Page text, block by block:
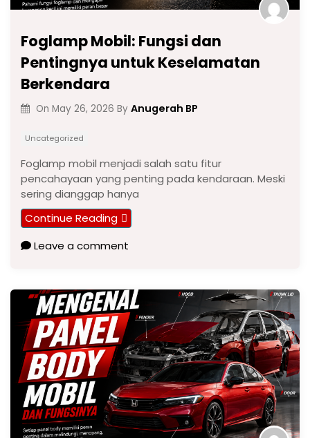
Foglamp Mobil: Fungsi dan
Pentingnya untuk Keselamatan
Berkendara
On May 26, 2026 By Anugerah BP
Uncategorized
Foglamp mobil menjadi salah satu fitur
pencahayaan yang penting pada kendaraan. Meski
sering dianggap hanya
Continue Reading
Leave a comment